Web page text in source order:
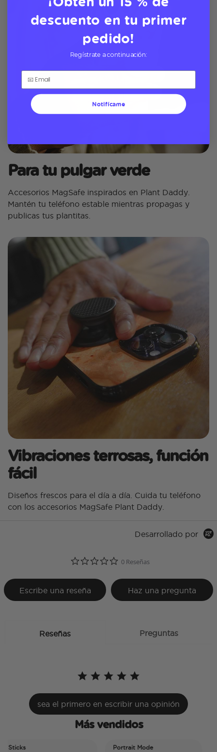
Para tu pulgar verde
Accesorios MagSafe inspirados en Plant Daddy.
Mantén tu teléfono estable mientras propagas y
publicas tus plantitas.
Vibraciones terrosas, función
fácil
Diseños frescos para el día a día. Cuida tu teléfono
con los accesorios MagSafe Plant Daddy.
Desarrollado por
0.0 star rating
0 Reseñas
Escribe una reseña Haz una pregunta
Reseñas Preguntas
sea el primero en escribir una opinión
Más vendidos
Portrait Mode
descuento en tu primer
pedido!
Regístrate a continuación:
Notifícame